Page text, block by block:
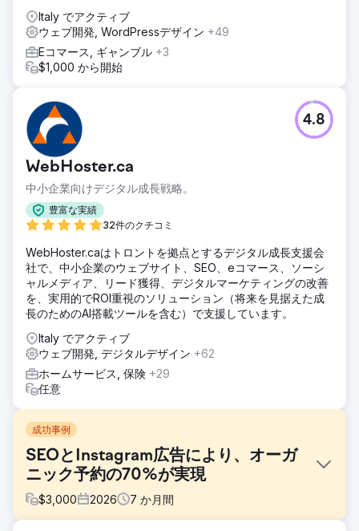
Italy でアクティブ
ウェブ開発, WordPressデザイン +49
Eコマース, ギャンブル +3
$1,000 から開始
WebHoster.ca
中小企業向けデジタル成長戦略。
豊富な実績
32件のクチコミ
4.8
WebHoster.caはトロントを拠点とするデジタル成長支援会
社で、中小企業のウェブサイト、SEO、eコマース、ソーシ
ャルメディア、リード獲得、デジタルマーケティングの改善
を、実用的でROI重視のソリューション（将来を見据えた成
長のためのAI搭載ツールを含む）で支援しています。
Italy でアクティブ
ウェブ開発, デジタルデザイン +62
ホームサービス, 保険 +29
任意
成功事例
SEOとInstagram広告により、オーガ
ニック予約の70%が実現
$3,000 2026 7 か月間